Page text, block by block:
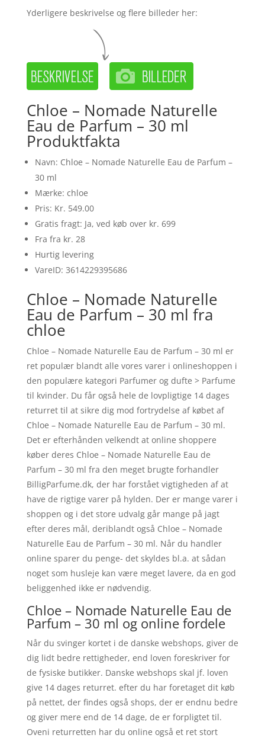
Yderligere beskrivelse og flere billeder her:
Chloe – Nomade Naturelle
Eau de Parfum – 30 ml
Produktfakta
Navn: Chloe – Nomade Naturelle Eau de Parfum –
30 ml
Mærke: chloe
Pris: Kr. 549.00
Gratis fragt: Ja, ved køb over kr. 699
Fra fra kr. 28
Hurtig levering
VareID: 3614229395686
Chloe – Nomade Naturelle
Eau de Parfum – 30 ml fra
chloe
Chloe – Nomade Naturelle Eau de Parfum – 30 ml er
ret populær blandt alle vores varer i onlineshoppen i
den populære kategori Parfumer og dufte > Parfume
til kvinder. Du får også hele de lovpligtige 14 dages
returret til at sikre dig mod fortrydelse af købet af
Chloe – Nomade Naturelle Eau de Parfum – 30 ml.
Det er efterhånden velkendt at online shoppere
køber deres Chloe – Nomade Naturelle Eau de
Parfum – 30 ml fra den meget brugte forhandler
BilligParfume.dk, der har forstået vigtigheden af at
have de rigtige varer på hylden. Der er mange varer i
shoppen og i det store udvalg går mange på jagt
efter deres mål, deriblandt også Chloe – Nomade
Naturelle Eau de Parfum – 30 ml. Når du handler
online sparer du penge- det skyldes bl.a. at sådan
noget som husleje kan være meget lavere, da en god
beliggenhed ikke er nødvendig.
Chloe – Nomade Naturelle Eau de
Parfum – 30 ml og online fordele
Når du svinger kortet i de danske webshops, giver de
dig lidt bedre rettigheder, end loven foreskriver for
de fysiske butikker. Danske webshops skal jf. loven
give 14 dages returret. efter du har foretaget dit køb
på nettet, der findes også shops, der er endnu bedre
og giver mere end de 14 dage, de er forpligtet til.
Oveni returretten har du online også et ret stort